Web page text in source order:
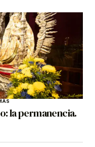
la permanencia.